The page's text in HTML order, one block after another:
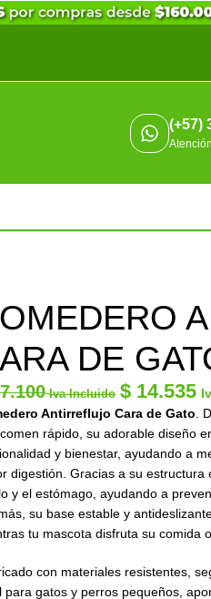
(+57)
DE
Iva Incluido $ 14.535
Antirreflujo Cara de Gato .
rápido, su adorable diseño
y bienestar, ayudando a
digestión. Gracias a su
y el estómago, ayudando a
su base estable y
tu mascota disfruta su comida
con materiales resistentes,
para gatos y perros pequeños,